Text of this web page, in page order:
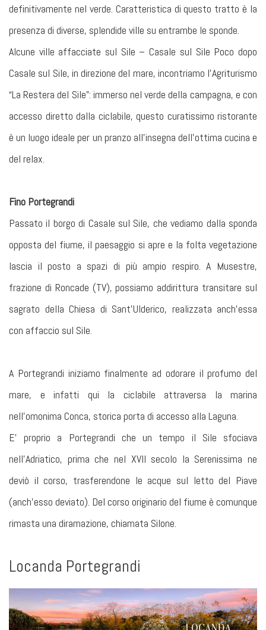
definitivamente nel verde. Caratteristica di questo tratto è la
presenza di diverse, splendide ville su entrambe le sponde.
Alcune ville affacciate sul Sile – Casale sul Sile Poco dopo
Casale sul Sile, in direzione del mare, incontriamo l’Agriturismo
“La Restera del Sile”: immerso nel verde della campagna, e con
accesso diretto dalla ciclabile, questo curatissimo ristorante
è un luogo ideale per un pranzo all’insegna dell’ottima cucina e
del relax.
Fino Portegrandi
Passato il borgo di Casale sul Sile, che vediamo dalla sponda
opposta del fiume, il paesaggio si apre e la folta vegetazione
lascia il posto a spazi di più ampio respiro. A Musestre,
frazione di Roncade (TV), possiamo addirittura transitare sul
sagrato della Chiesa di Sant’Ulderico, realizzata anch’essa
con affaccio sul Sile.
A Portegrandi iniziamo finalmente ad odorare il profumo del
mare, e infatti qui la ciclabile attraversa la marina
nell’omonima Conca, storica porta di accesso alla Laguna.
E’ proprio a Portegrandi che un tempo il Sile sfociava
nell’Adriatico, prima che nel XVII secolo la Serenissima ne
deviò il corso, trasferendone le acque sul letto del Piave
(anch’esso deviato). Del corso originario del fiume è comunque
rimasta una diramazione, chiamata Silone.
Locanda Portegrandi